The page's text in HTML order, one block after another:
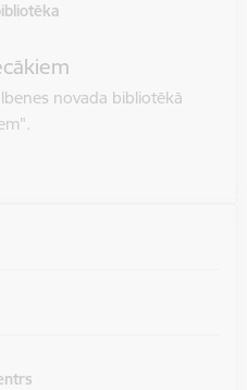
novada bibliotēkā